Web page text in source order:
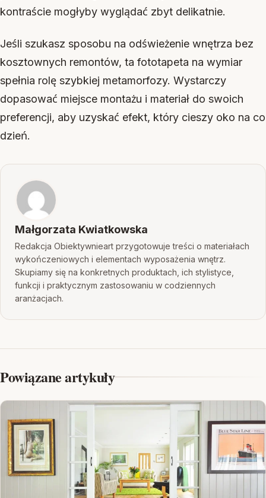
kontraście mogłyby wyglądać zbyt delikatnie.
Jeśli szukasz sposobu na odświeżenie wnętrza bez
kosztownych remontów, ta fototapeta na wymiar
spełnia rolę szybkiej metamorfozy. Wystarczy
dopasować miejsce montażu i materiał do swoich
preferencji, aby uzyskać efekt, który cieszy oko na co
dzień.
Małgorzata Kwiatkowska
Redakcja Obiektywnieart przygotowuje treści o materiałach
wykończeniowych i elementach wyposażenia wnętrz.
Skupiamy się na konkretnych produktach, ich stylistyce,
funkcji i praktycznym zastosowaniu w codziennych
aranżacjach.
Powiązane artykuły